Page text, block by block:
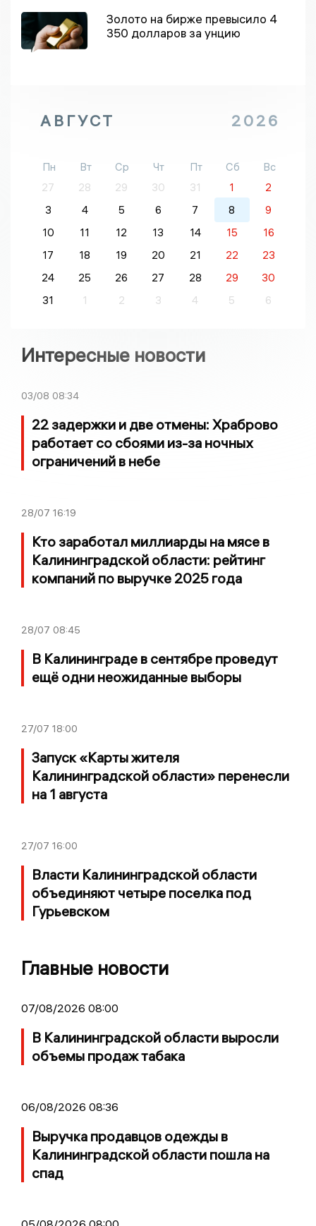
Золото на бирже превысило 4
350 долларов за унцию
АВГУСТ 2026
Пн Вт Ср Чт Пт Сб
Вс
27
28 29 30 31 1
2
3
4 5 6 7 8
9
10
11 12 13 14 15
16
17
18 19 20 21 22
23
24
25 26 27 28 29
30
31
1 2 3 4 5 6
Интересные новости
03/08 08:34
22 задержки и две отмены: Храброво
работает со сбоями из-за ночных
ограничений в небе
28/07 16:19
Кто заработал миллиарды на мясе в
Калининградской области: рейтинг
компаний по выручке 2025 года
28/07 08:45
В Калининграде в сентябре проведут
ещё одни неожиданные выборы
27/07 18:00
Запуск «Карты жителя
Калининградской области» перенесли
на 1 августа
27/07 16:00
Власти Калининградской области
объединяют четыре поселка под
Гурьевском
Главные новости
07/08/2026 08:00
В Калининградской области выросли
объемы продаж табака
06/08/2026 08:36
Выручка продавцов одежды в
Калининградской области пошла на
спад